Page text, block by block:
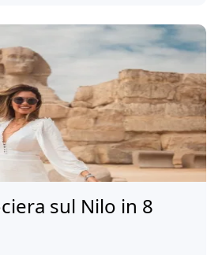
sul Nilo in 8